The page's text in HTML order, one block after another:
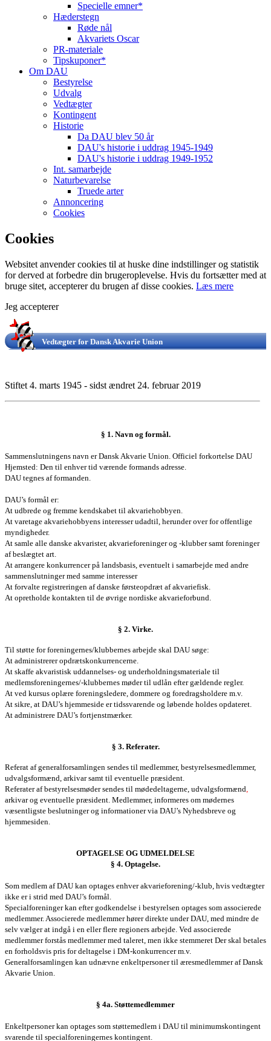
Specielle emner*
Hæderstegn
Røde nål
Akvariets Oscar
PR-materiale
Tipskuponer*
Om DAU
Bestyrelse
Udvalg
Vedtægter
Kontingent
Historie
Da DAU blev 50 år
DAU's historie i uddrag 1945-1949
DAU's historie i uddrag 1949-1952
Int. samarbejde
Naturbevarelse
Truede arter
Annoncering
Cookies
Cookies
Websitet anvender cookies til at huske dine indstillinger og statistik
for derved at forbedre din brugeroplevelse. Hvis du fortsætter med at
bruge sitet, accepterer du brugen af disse cookies. Læs mere
Jeg accepterer
Vedtægter for Dansk Akvarie Union
Stiftet 4. marts 1945 - sidst ændret 24. februar 2019
§ 1. Navn og formål.
Sammenslutningens navn er Dansk Akvarie Union. Officiel forkortelse DAU
Hjemsted: Den til enhver tid værende formands adresse.
DAU tegnes af formanden.
DAU’s formål er:
At udbrede og fremme kendskabet til akvariehobbyen.
At varetage akvariehobbyens interesser udadtil, herunder over for offentlige
myndigheder.
At samle alle danske akvarister, akvarieforeninger og -klubber samt foreninger
af beslægtet art.
At arrangere konkurrencer på landsbasis, eventuelt i samarbejde med andre
sammenslutninger med samme interesser
At forvalte registreringen af danske førsteopdræt af akvariefisk.
At opretholde kontakten til de øvrige nordiske akvarieforbund.
§ 2. Virke.
Til støtte for foreningernes/klubbernes arbejde skal DAU søge:
At administrerer opdrætskonkurrencerne.
At skaffe akvaristisk uddannelses- og underholdningsmateriale til
medlemsforeningernes/-klubbernes møder til udlån efter gældende regler.
At ved kursus oplære foreningsledere, dommere og foredragsholdere m.v.
At sikre, at DAU’s hjemmeside er tidssvarende og løbende holdes opdateret.
At administrere DAU’s fortjenstmærker.
§ 3. Referater.
Referat afgeneralforsamlingen sendes til medlemmer, bestyrelsesmedlemmer,
udvalgsformænd, arkivar samt til eventuelle præsident.
Referater afbestyrelsesmøder sendes til mødedeltagerne, udvalgsformænd
arkivar og eventuelle præsident. Medlemmer, informeres om mødernes
væsentligste beslutninger og informationer via DAU’s Nyhedsbreve og
hjemmesiden.
OPTAGELSE OG UDMELDELSE
§ 4. Optagelse.
Som medlem af DAU kan optages enhver akvarieforening/-klub, hvis vedtægter
ikke er i strid med DAU’s formål.
Specialforeninger kan efter godkendelse i bestyrelsen optages som associerede
medlemmer. Associerede medlemmer hører direkte under DAU, med mindre de
selv vælger at indgå i en eller flere regioners arbejde. Ved associerede
medlemmer forstås medlemmer med taleret, men ikke stemmeret Der skal betales
en forholdsvis pris for deltagelse i DM-konkurrencer m.v.
Generalforsamlingen kan udnævne enkeltpersoner til æresmedlemmer af Dansk
Akvarie Union.
§ 4a. Støttemedlemmer
Enkeltpersoner kan optages som støttemedlem i DAU til minimumskontingent
svarende til specialforeningernes kontingent.